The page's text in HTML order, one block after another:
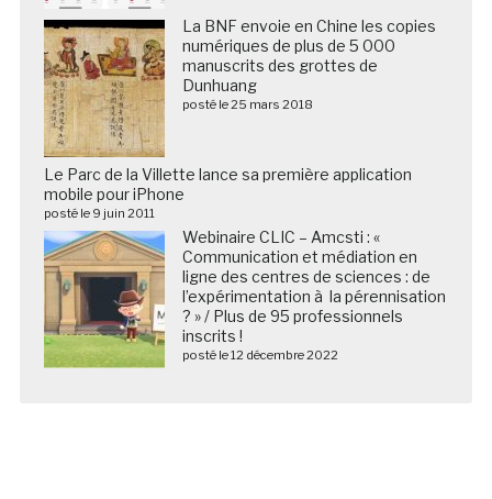
La BNF envoie en Chine les copies
numériques de plus de 5 000
manuscrits des grottes de
Dunhuang
posté le 25 mars 2018
Le Parc de la Villette lance sa première application
mobile pour iPhone
posté le 9 juin 2011
Webinaire CLIC – Amcsti : «
Communication et médiation en
ligne des centres de sciences : de
l’expérimentation à la pérennisation
? » / Plus de 95 professionnels
inscrits !
posté le 12 décembre 2022